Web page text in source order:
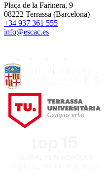
Plaça de la Farinera, 9
08222 Terrassa (Barcelona)
+34 937 361 555
info@escac.es